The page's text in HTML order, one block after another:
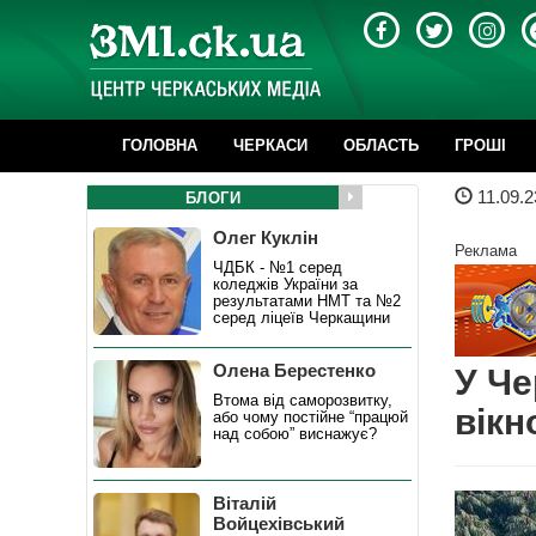
ГОЛОВНА ЧЕРКАСИ ОБЛАСТЬ ГРОШІ
Реклама
У
БЛОГИ
Олег Куклін
ЧДБК - №1 серед
коледжів України за
результатами НМТ та №2
серед ліцеїв Черкащини
Олена Берестенко
Втома від саморозвитку,
або чому постійне “працюй
над собою” виснажує?
Віталій
Войцехівський